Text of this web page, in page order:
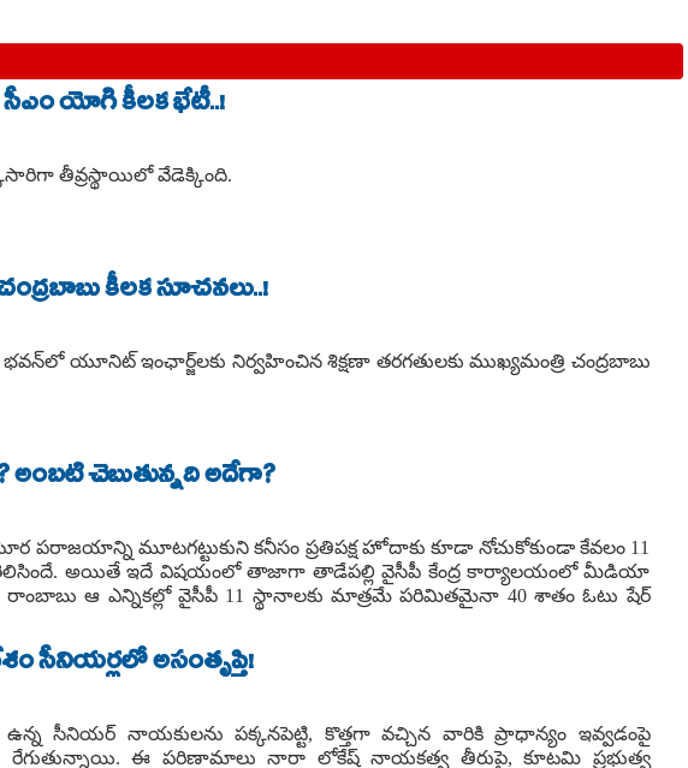
యోగి కీలక భేటీ..!
తీవ్రస్థాయిలో వేడెక్కింది.
కీలక సూచనలు..!
యూనిట్ ఇంఛార్జ్‌లకు నిర్వహించిన శిక్షణా తరగతులకు ముఖ్యమంత్రి చంద్రబాబు
చెబుతున్నది అదేగా?
ఘోర పరాజయాన్ని మూటగట్టుకుని కనీసం ప్రతిపక్ష హోదాకు కూడా నోచుకోకుండా కేవలం 11
అయితే ఇదే విషయంలో తాజాగా తాడేపల్లి వైసీపీ కేంద్ర కార్యాలయంలో మీడియా
ఆ ఎన్నికల్లో వైసీపీ 11 స్థానాలకు మాత్రమే పరిమితమైనా 40 శాతం ఓటు షేర్
సీనియర్లలో అసంతృప్తి!
ఉన్న సీనియర్ నాయకులను పక్కనపెట్టి, కొత్తగా వచ్చిన వారికి ప్రాధాన్యం ఇవ్వడంపై
రేగుతున్నాయి. ఈ పరిణామాలు నారా లోకేష్ నాయకత్వ తీరుపై, కూటమి ప్రభుత్వ